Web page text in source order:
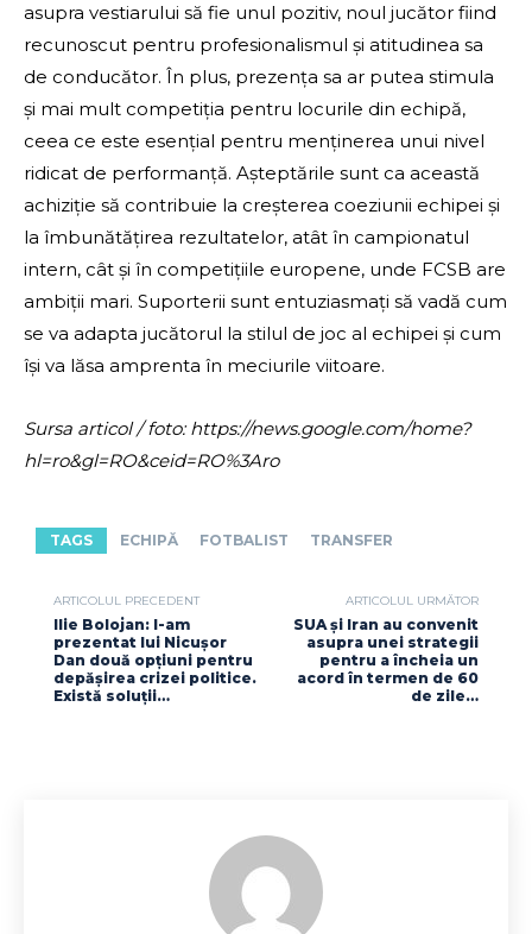
asupra vestiarului să fie unul pozitiv, noul jucător fiind
recunoscut pentru profesionalismul și atitudinea sa
de conducător. În plus, prezența sa ar putea stimula
și mai mult competiția pentru locurile din echipă,
ceea ce este esențial pentru menținerea unui nivel
ridicat de performanță. Așteptările sunt ca această
achiziție să contribuie la creșterea coeziunii echipei și
la îmbunătățirea rezultatelor, atât în campionatul
intern, cât și în competițiile europene, unde FCSB are
ambiții mari. Suporterii sunt entuziasmați să vadă cum
se va adapta jucătorul la stilul de joc al echipei și cum
își va lăsa amprenta în meciurile viitoare.
Sursa articol / foto: https://news.google.com/home?
hl=ro&gl=RO&ceid=RO%3Aro
TAGS ECHIPĂ FOTBALIST TRANSFER
ARTICOLUL PRECEDENT
Ilie Bolojan: I-am
prezentat lui Nicușor
Dan două opțiuni pentru
depășirea crizei politice.
Există soluții…
ARTICOLUL URMĂTOR
SUA și Iran au convenit
asupra unei strategii
pentru a încheia un
acord în termen de 60
de zile…